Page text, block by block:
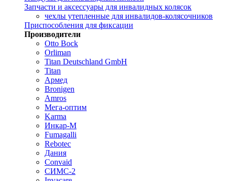
Запчасти и аксессуары для инвалидных колясок
чехлы утепленные для инвалидов-колясочников
Приспособления для фиксации
Производители
Otto Bock
Orliman
Titan Deutschland GmbH
Titan
Армед
Bronigen
Amros
Мега-оптим
Karma
Инкар-М
Fumagalli
Rebotec
Дания
Convaid
СИМС-2